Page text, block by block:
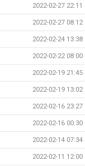
2022-02-27 22:11
2022-02-27 08:12
2022-02-24 13:38
2022-02-22 08:00
2022-02-19 21:45
2022-02-19 13:02
2022-02-16 23:27
2022-02-16 00:30
2022-02-14 07:34
2022-02-11 12:00